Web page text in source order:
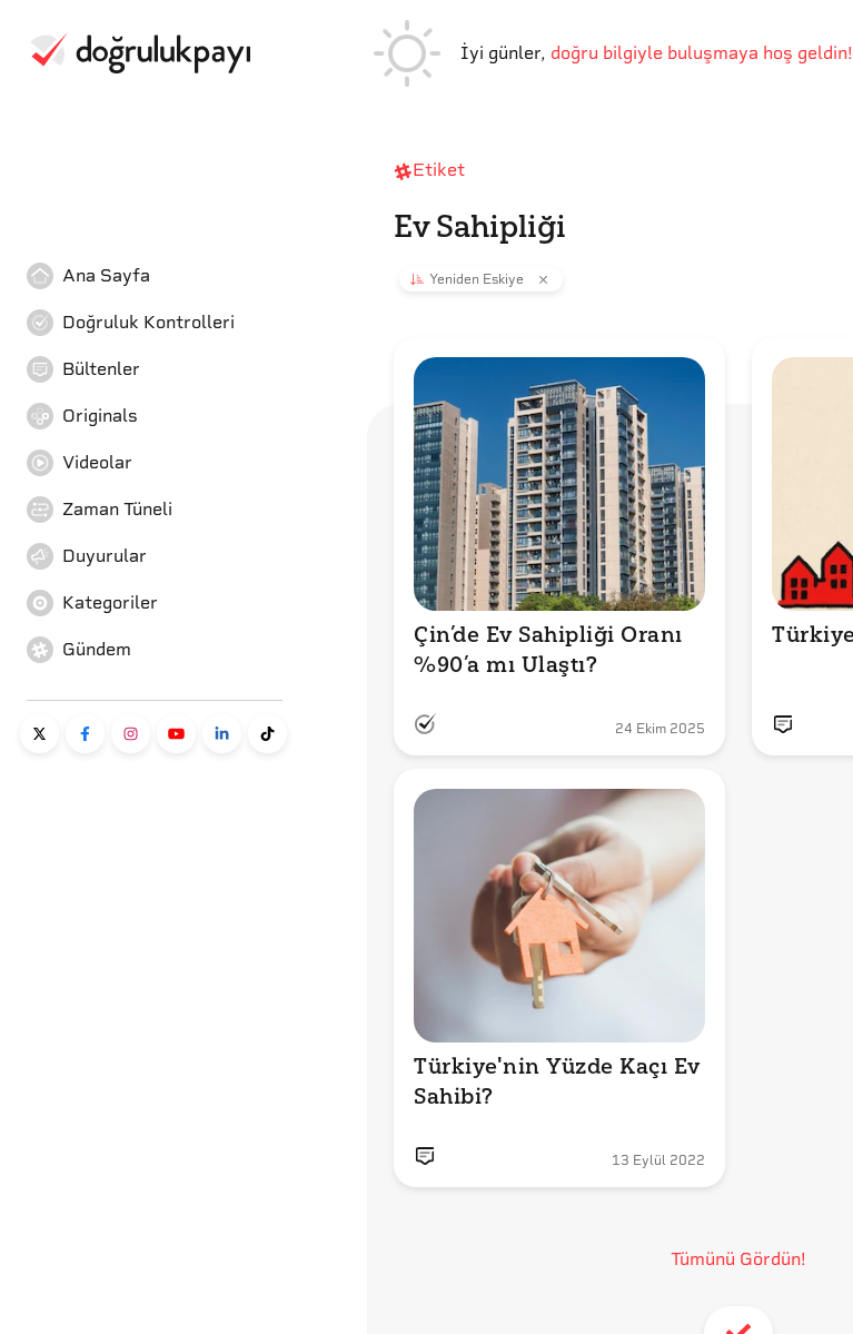
İyi günler, doğru bilgiyle buluşmaya hoş geldin!
Ana Sayfa
Doğruluk Kontrolleri
Bültenler
Originals
Videolar
Zaman Tüneli
Duyurular
Kategoriler
Gündem
Etiket
Ev Sahipliği
Yeniden Eskiye
Çin’de Ev Sahipliği Oranı
%90’a mı Ulaştı?
24 Ekim 2025
Türkiye'nin Yüzde Kaçı Ev
13 Eylül 2022
Tümünü Gördün!